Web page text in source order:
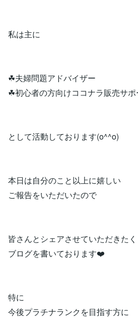
私は主に
☘夫婦問題アドバイザー
☘初心者の方向けココナラ販売サポ
として活動しております(o^^o)
本日は自分のこと以上に嬉しい
ご報告をいただいたので
皆さんとシェアさせていただきたく
ブログを書いております❤️
特に
今後プラチナランクを目指す方に